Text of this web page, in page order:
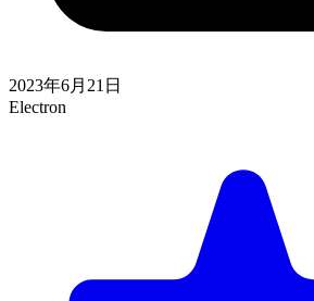
2023年6月21日
Electron